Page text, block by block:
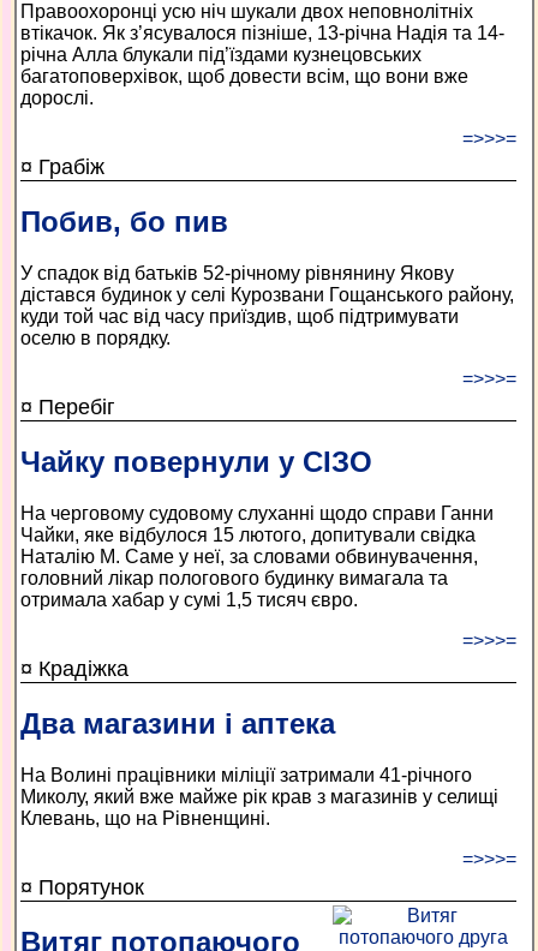
Правоохоронці усю ніч шукали двох неповнолітніх
втікачок. Як з’ясувалося пізніше, 13-річна Надія та 14-
річна Алла блукали під’їздами кузнецовських
багатоповерхівок, щоб довести всім, що вони вже
дорослі.
=>>>=
¤ Грабіж
Побив, бо пив
У спадок від батьків 52-річному рівнянину Якову
дістався будинок у селі Курозвани Гощанського району,
куди той час від часу приїздив, щоб підтримувати
оселю в порядку.
=>>>=
¤ Перебіг
Чайку повернули у СІЗО
На черговому судовому слуханні щодо справи Ганни
Чайки, яке відбулося 15 лютого, допитували свідка
Наталію М. Саме у неї, за словами обвинувачення,
головний лікар пологового будинку вимагала та
отримала хабар у сумі 1,5 тисяч євро.
=>>>=
¤ Крадіжка
Два магазини і аптека
На Волині працівники міліції затримали 41-річного
Миколу, який вже майже рік крав з магазинів у селищі
Клевань, що на Рівненщині.
=>>>=
¤ Порятунок
Витяг потопаючого